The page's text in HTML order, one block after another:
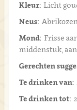
Kleur: Licht
Neus:
Mond: Frisse
middenstuk,
Gerechten
Te drinken van:
Te drinken tot: